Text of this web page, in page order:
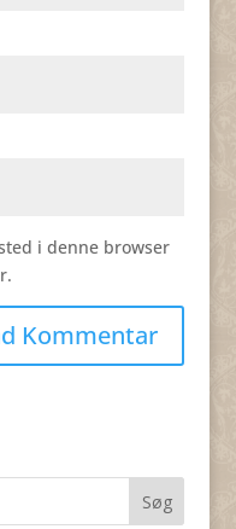
i denne browser